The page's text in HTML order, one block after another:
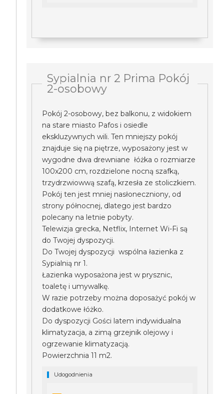
Sypialnia nr 2 Prima Pokój
2-osobowy
Pokój 2-osobowy, bez balkonu, z widokiem
na stare miasto Pafos i osiedle
ekskluzywnych wili. Ten mniejszy pokój
znajduje się na piętrze, wyposażony jest w
wygodne dwa drewniane łóżka o rozmiarze
100x200 cm, rozdzielone nocną szafką,
trzydrzwiowwą szafą, krzesła ze stoliczkiem.
Pokój ten jest mniej nasłoneczniony, od
strony północnej, dlatego jest bardzo
polecany na letnie pobyty.
Telewizja grecka, Netflix, Internet Wi-Fi są
do Twojej dyspozycji.
Do Twojej dyspozycji wspólna łazienka z
Sypialnią nr 1.
Łazienka wyposażona jest w prysznic,
toaletę i umywalkę.
W razie potrzeby można doposażyć pokój w
dodatkowe łóżko.
Do dyspozycji Gości latem indywidualna
klimatyzacja, a zimą grzejnik olejowy i
ogrzewanie klimatyzacją.
Powierzchnia 11 m2.
Udogodnienia